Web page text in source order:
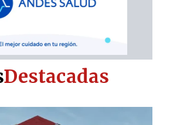
Destacadas